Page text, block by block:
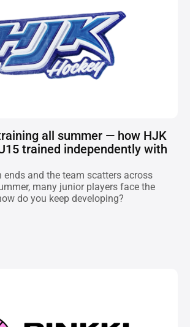
all summer — how HJK
trained independently with
ends and the team scatters across
many junior players face the
do you keep developing?